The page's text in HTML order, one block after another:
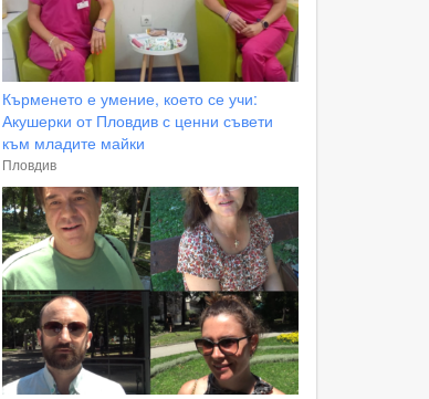
Кърменето е умение, което се учи:
Акушерки от Пловдив с ценни съвети
към младите майки
Пловдив